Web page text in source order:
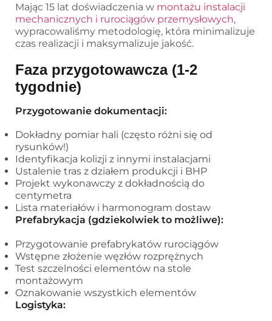
Mając 15 lat doświadczenia w montażu instalacji
mechanicznych i rurociągów przemysłowych,
wypracowaliśmy metodologię, która minimalizuje
czas realizacji i maksymalizuje jakość.
Faza przygotowawcza (1-2
tygodnie)
Przygotowanie dokumentacji:
Dokładny pomiar hali (często różni się od
rysunków!)
Identyfikacja kolizji z innymi instalacjami
Ustalenie tras z działem produkcji i BHP
Projekt wykonawczy z dokładnością do
centymetra
Lista materiałów i harmonogram dostaw
Prefabrykacja (gdziekolwiek to możliwe):
Przygotowanie prefabrykatów rurociągów
Wstępne złożenie węzłów rozprężnych
Test szczelności elementów na stole
montażowym
Oznakowanie wszystkich elementów
Logistyka: